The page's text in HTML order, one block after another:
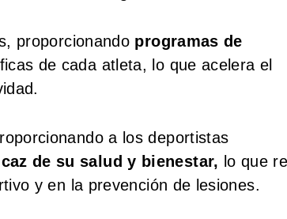
proporcionando programas de
de cada atleta, lo que acelera el
a los deportistas
de su salud y bienestar, lo que
y en la prevención de lesiones.